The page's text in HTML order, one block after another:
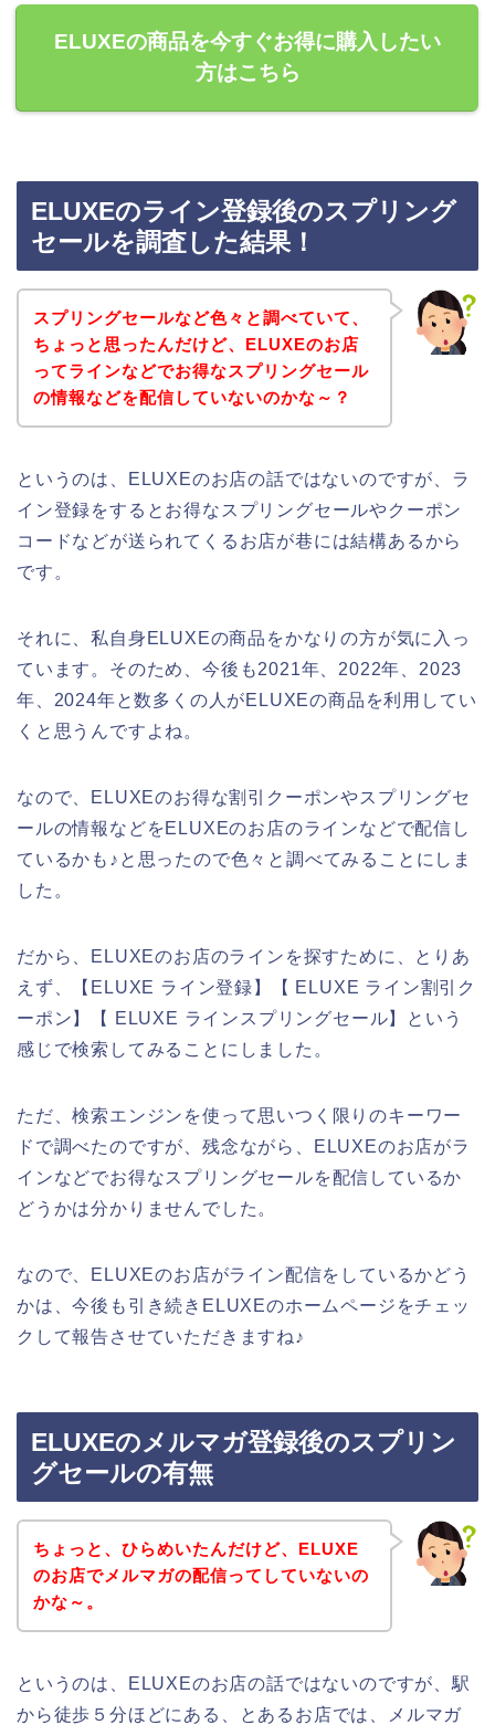
ELUXEの商品を今すぐお得に購入したい
方はこちら
ELUXEのライン登録後のスプリング
セールを調査した結果！
スプリングセールなど色々と調べていて、
ちょっと思ったんだけど、ELUXEのお店
ってラインなどでお得なスプリングセール
の情報などを配信していないのかな～？
というのは、ELUXEのお店の話ではないのですが、ラ
イン登録をするとお得なスプリングセールやクーポン
コードなどが送られてくるお店が巷には結構あるから
です。
それに、私自身ELUXEの商品をかなりの方が気に入っ
ています。そのため、今後も2021年、2022年、2023
年、2024年と数多くの人がELUXEの商品を利用してい
くと思うんですよね。
なので、ELUXEのお得な割引クーポンやスプリングセ
ールの情報などをELUXEのお店のラインなどで配信し
ているかも♪と思ったので色々と調べてみることにしま
した。
だから、ELUXEのお店のラインを探すために、とりあ
えず、【ELUXE ライン登録】【 ELUXE ライン割引ク
ーポン】【 ELUXE ラインスプリングセール】という
感じで検索してみることにしました。
ただ、検索エンジンを使って思いつく限りのキーワー
ドで調べたのですが、残念ながら、ELUXEのお店がラ
インなどでお得なスプリングセールを配信しているか
どうかは分かりませんでした。
なので、ELUXEのお店がライン配信をしているかどう
かは、今後も引き続きELUXEのホームページをチェッ
クして報告させていただきますね♪
ELUXEのメルマガ登録後のスプリン
グセールの有無
ちょっと、ひらめいたんだけど、ELUXE
のお店でメルマガの配信ってしていないの
かな～。
というのは、ELUXEのお店の話ではないのですが、駅
から徒歩５分ほどにある、とあるお店では、メルマガ